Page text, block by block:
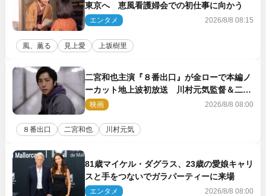
東京へ 恵風看護婦会での初仕事に向かう
エンタメ 2026/8/8 08:15
風、薫る 見上愛 上坂樹里
二宮和也主演『８番出口』が金ローで本編ノ
ーカット地上波初放送 川村元気監督＆二宮
コメント到着
映画 2026/8/8 08:00
８番出口 二宮和也 川村元気
81歳マイケル・ダグラス、23歳の愛娘キャリ
スと手をつないでガラパーティーに来場
エンタメ 2026/8/8 08:00